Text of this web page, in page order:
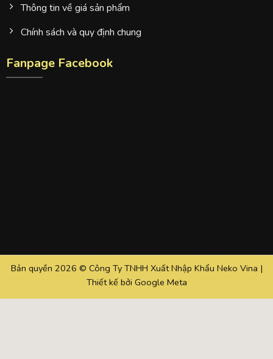
Thông tin về giá sản phẩm
Chính sách và quy định chung
Fanpage Facebook
Bản quyền 2026 © Công Ty TNHH Xuất Nhập Khẩu Neko Vina |
Thiết kế bởi Google Meta